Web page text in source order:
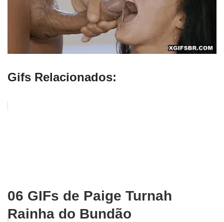
Gifs Relacionados:
06 GIFs de Paige Turnah
Rainha do Bundão